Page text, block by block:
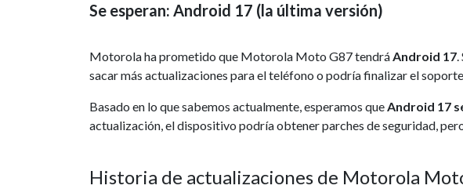
Se esperan: Android 17 (la última versión)
Motorola ha prometido que Motorola Moto G87 tendráAndroid 17.
sacar más actualizaciones para el teléfono o podría finalizar el
Basado en lo que sabemos actualmente, esperamos queAndroid 17
actualización, el dispositivo podría obtener parches de seguridad,
Historia de actualizaciones de Motorola